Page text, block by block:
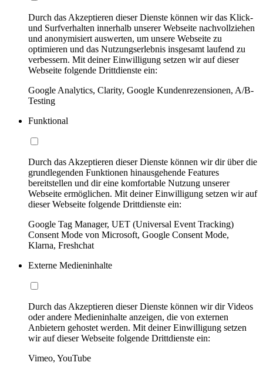
Durch das Akzeptieren dieser Dienste können wir das Klick-
und Surfverhalten innerhalb unserer Webseite nachvollziehen
und anonymisiert auswerten, um unsere Webseite zu
optimieren und das Nutzungserlebnis insgesamt laufend zu
verbessern. Mit deiner Einwilligung setzen wir auf dieser
Webseite folgende Drittdienste ein:
Google Analytics, Clarity, Google Kundenrezensionen, A/B-
Testing
Funktional
Durch das Akzeptieren dieser Dienste können wir dir über die
grundlegenden Funktionen hinausgehende Features
bereitstellen und dir eine komfortable Nutzung unserer
Webseite ermöglichen. Mit deiner Einwilligung setzen wir auf
dieser Webseite folgende Drittdienste ein:
Google Tag Manager, UET (Universal Event Tracking)
Consent Mode von Microsoft, Google Consent Mode,
Klarna, Freshchat
Externe Medieninhalte
Durch das Akzeptieren dieser Dienste können wir dir Videos
oder andere Medieninhalte anzeigen, die von externen
Anbietern gehostet werden. Mit deiner Einwilligung setzen
wir auf dieser Webseite folgende Drittdienste ein:
Vimeo, YouTube